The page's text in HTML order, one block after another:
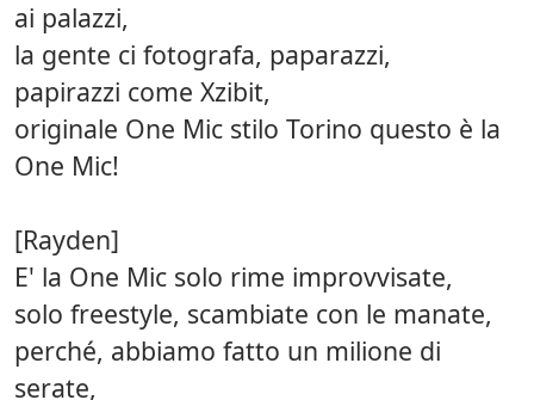
ai palazzi,
la gente ci fotografa, paparazzi,
papirazzi come Xzibit,
originale One Mic stilo Torino questo è la
One Mic!
[Rayden]
E' la One Mic solo rime improvvisate,
solo freestyle, scambiate con le manate,
perché, abbiamo fatto un milione di
serate,